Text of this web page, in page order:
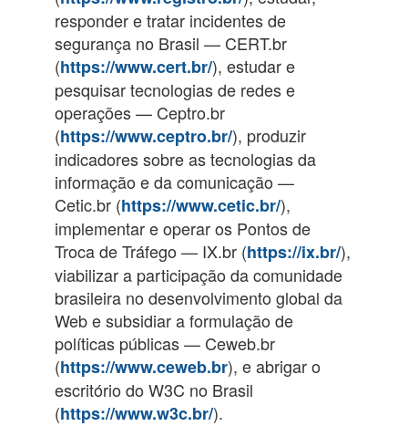
responder e tratar incidentes de
segurança no Brasil — CERT.br
(https://www.cert.br/), estudar e
pesquisar tecnologias de redes e
operações — Ceptro.br
(https://www.ceptro.br/), produzir
indicadores sobre as tecnologias da
informação e da comunicação —
Cetic.br (https://www.cetic.br/),
implementar e operar os Pontos de
Troca de Tráfego — IX.br (https://ix.br/),
viabilizar a participação da comunidade
brasileira no desenvolvimento global da
Web e subsidiar a formulação de
políticas públicas — Ceweb.br
(https://www.ceweb.br), e abrigar o
escritório do W3C no Brasil
(https://www.w3c.br/).